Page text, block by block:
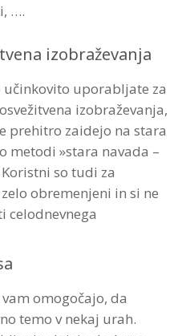
….
izobraževanja
učinkovito uporabljate za
izobraževanja,
prehitro zaidejo na stara
metodi »stara navada –
so tudi za
obremenjeni in si ne
celodnevnega
omogočajo, da
temo v nekaj urah.